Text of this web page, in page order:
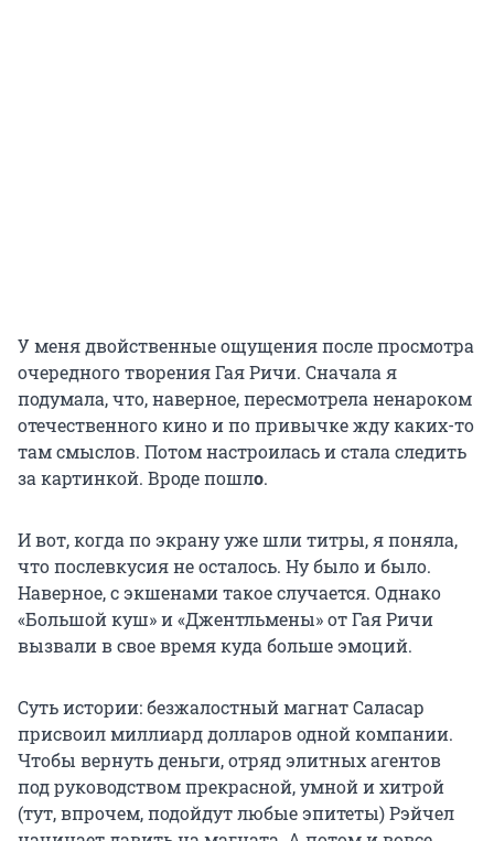
У меня двойственные ощущения после просмотра
очередного творения Гая Ричи. Сначала я
подумала, что, наверное, пересмотрела ненароком
отечественного кино и по привычке жду каких-то
там смыслов. Потом настроилась и стала следить
за картинкой. Вроде пошло.
И вот, когда по экрану уже шли титры, я поняла,
что послевкусия не осталось. Ну было и было.
Наверное, с экшенами такое случается. Однако
«Большой куш» и «Джентльмены» от Гая Ричи
вызвали в свое время куда больше эмоций.
Суть истории: безжалостный магнат Саласар
присвоил миллиард долларов одной компании.
Чтобы вернуть деньги, отряд элитных агентов
под руководством прекрасной, умной и хитрой
(тут, впрочем, подойдут любые эпитеты) Рэйчел